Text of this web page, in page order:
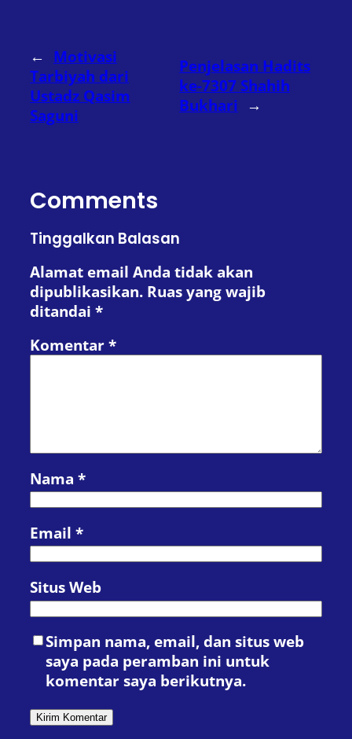
← Motivasi
Tarbiyah dari
Ustadz Qasim
Saguni
Penjelasan Hadits
ke-7307 Shahih
Bukhari →
Comments
Tinggalkan Balasan
Alamat email Anda tidak akan
dipublikasikan. Ruas yang wajib
ditandai *
Komentar *
Nama *
Email *
Situs Web
Simpan nama, email, dan situs web
saya pada peramban ini untuk
komentar saya berikutnya.